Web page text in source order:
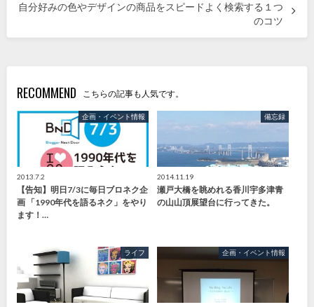
自分好みの色やデザインの商品をスピードよく検索する１つ
のコツ
RECOMMEND こちらの記事も人気です。
企画・イベント情報
2013.7.2
【告知】明日7/3に毎日ブロネク企
画 「1990年代を語るネク」をやり
ます！…
備忘録
2014.11.19
瀬戸大橋を眺めれる香川宇多津青
の山山頂展望台に行ってきた。
ライフ 企画・イベント情報